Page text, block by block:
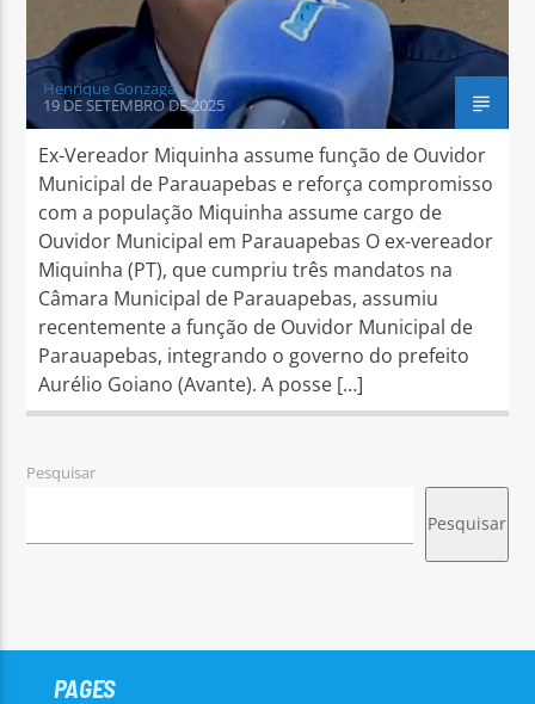
Henrique Gonzaga
19 DE SETEMBRO DE 2025
Ex-Vereador Miquinha assume função de Ouvidor
Municipal de Parauapebas e reforça compromisso
com a população Miquinha assume cargo de
Ouvidor Municipal em Parauapebas O ex-vereador
Miquinha (PT), que cumpriu três mandatos na
Câmara Municipal de Parauapebas, assumiu
recentemente a função de Ouvidor Municipal de
Parauapebas, integrando o governo do prefeito
Aurélio Goiano (Avante). A posse […]
Pesquisar
Pesquisar
PAGES